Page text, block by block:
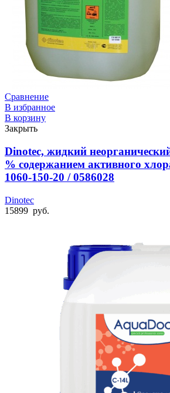
Сравнение
В избранное
В корзину
Закрыть
Dinotec, жидкий
% содержанием активного
1060-150-20 / 0586028
Dinotec
15899 руб.